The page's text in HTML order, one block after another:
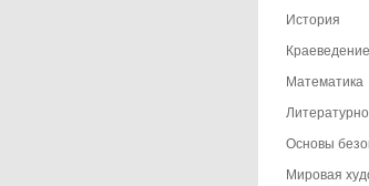
История
Краеведение
Математика
Основы
Мировая